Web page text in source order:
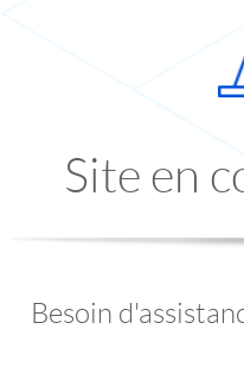
Site en
Besoin